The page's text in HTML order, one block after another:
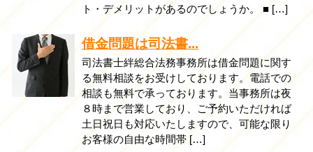
ト・デメリットがあるのでしょうか。 ■ […]
借金問題は司法書...
司法書士絆総合法務事務所は借金問題に関す
る無料相談をお受けしております。電話での
相談も無料で承っております。当事務所は夜
８時まで営業しており、ご予約いただければ
土日祝日も対応いたしますので、可能な限り
お客様の自由な時間帯 […]